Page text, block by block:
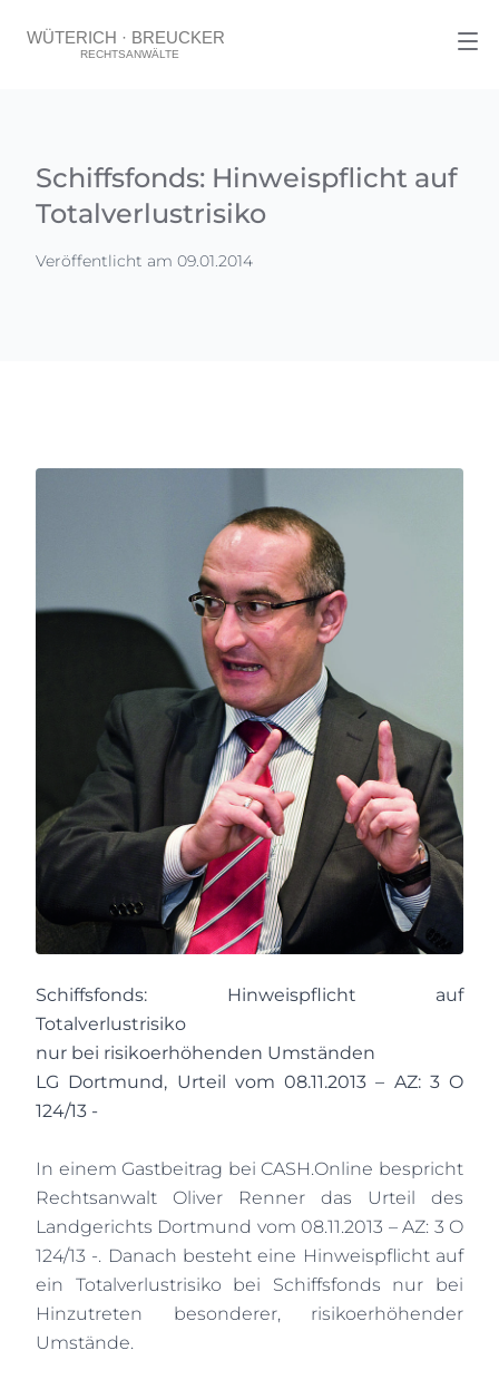
Schiffsfonds: Hinweispflicht auf
Totalverlustrisiko
Veröffentlicht am 09.01.2014
Schiffsfonds: Hinweispflicht auf
Totalverlustrisiko
nur bei risikoerhöhenden Umständen
LG Dortmund, Urteil vom 08.11.2013 – AZ: 3 O
124/13 -
In einem Gastbeitrag bei CASH.Online bespricht
Rechtsanwalt Oliver Renner das Urteil des
Landgerichts Dortmund vom 08.11.2013 – AZ: 3 O
124/13 -. Danach besteht eine Hinweispflicht auf
ein Totalverlustrisiko bei Schiffsfonds nur bei
Hinzutreten besonderer, risikoerhöhender
Umstände.